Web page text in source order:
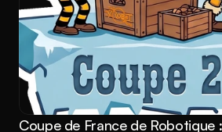
Coupe de France de